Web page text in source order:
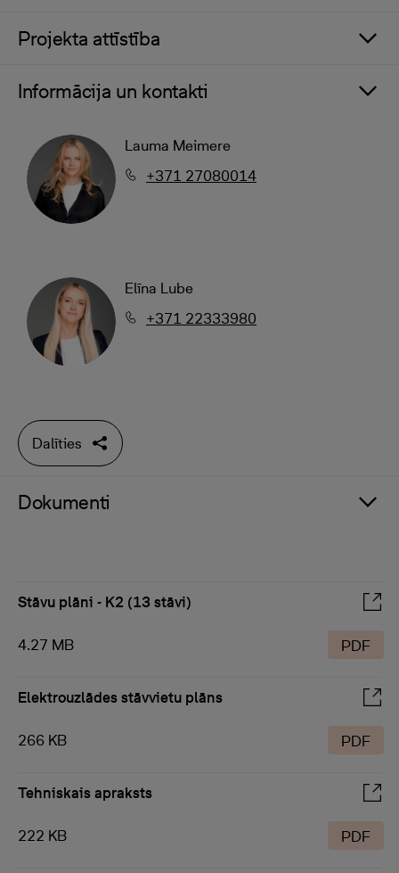
Projekta attīstība
Informācija un kontakti
Lauma Meimere
+371 27080014
Elīna Lube
+371 22333980
Dalīties
Dokumenti
Stāvu plāni - K2 (13 stāvi)
4.27 MB PDF
Elektrouzlādes stāvvietu plāns
266 KB PDF
Tehniskais apraksts
222 KB PDF